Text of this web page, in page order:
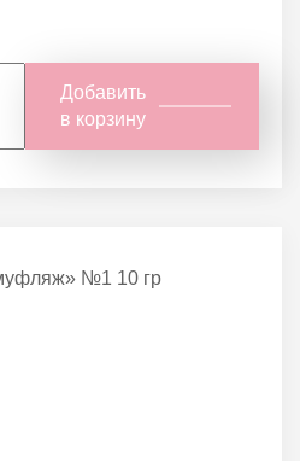
Добавить
в корзину
№1 10 гр